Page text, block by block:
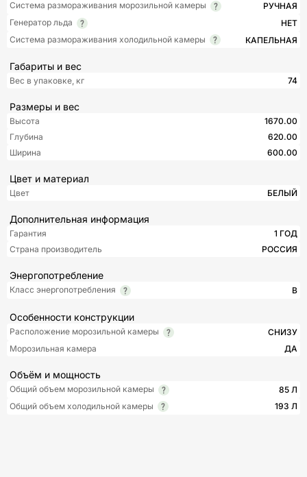
Система размораживания морозильной камеры
РУЧНАЯ
Генератор льда
НЕТ
Система размораживания холодильной камеры
КАПЕЛЬНАЯ
Габариты и вес
Вес в упаковке, кг 74
Размеры и вес
Высота
1670.00
Глубина
620.00
Ширина
600.00
Цвет и материал
Цвет БЕЛЫЙ
Дополнительная информация
Гарантия
1 ГОД
Страна производитель
РОССИЯ
Энергопотребление
Класс энергопотребления B
Особенности конструкции
Расположение морозильной камеры
СНИЗУ
Морозильная камера
ДА
Объём и мощность
Общий объем морозильной камеры
85 Л
Общий объем холодильной камеры
193 Л